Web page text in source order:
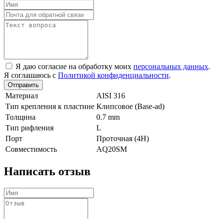
Я даю согласие на обработку моих персональных данных.
Я соглашаюсь с Политикой конфиденциальности.
Отправить
Материал
AISI 316
Тип крепления к пластине Клипсовое (Base-ad)
Толщина
0.7 mm
Тип рифления
L
Порт
Проточная (4Н)
Совместимость
AQ20SM
Написать отзыв